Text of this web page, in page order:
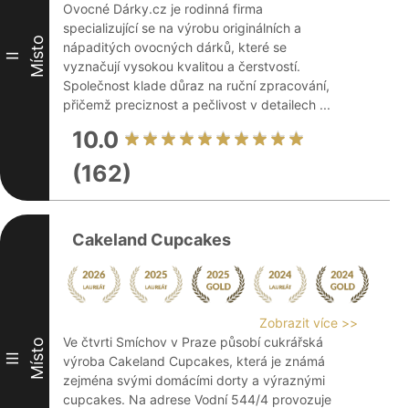
II Místo
Ovocné Dárky.cz je rodinná firma
specializující se na výrobu originálních a
nápaditých ovocných dárků, které se
vyznačují vysokou kvalitou a čerstvostí.
Společnost klade důraz na ruční zpracování,
přičemž preciznost a pečlivost v detailech ...
10.0
(162)
III Místo
Cakeland Cupcakes
Zobrazit více >>
Ve čtvrti Smíchov v Praze působí cukrářská
výroba Cakeland Cupcakes, která je známá
zejména svými domácími dorty a výraznými
cupcakes. Na adrese Vodní 544/4 provozuje